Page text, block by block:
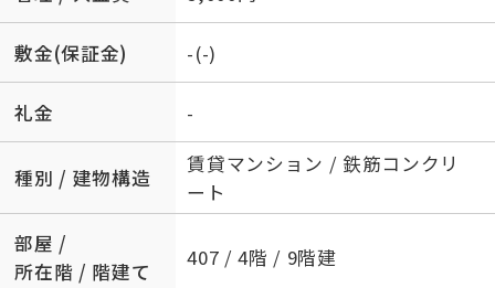
敷金(保証金) -(-)
礼金 -
種別 / 建物構造
賃貸マンション / 鉄筋コンクリ
ート
部屋 /
所在階 / 階建て
407 / 4階 / 9階建